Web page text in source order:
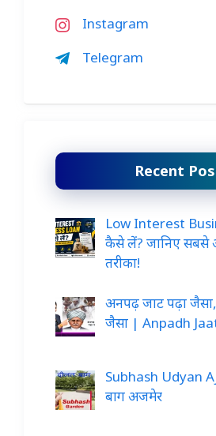
Instagram
Telegram
Recent
Low Interest
कैसे लें? जानिए सबसे
तरीका!
अनपढ़ जाट पढ़ा
जैसा | Anpadh
Subhash Udyan
बाग अजमेर